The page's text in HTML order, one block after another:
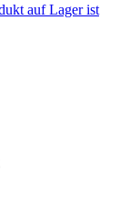
auf Lager ist